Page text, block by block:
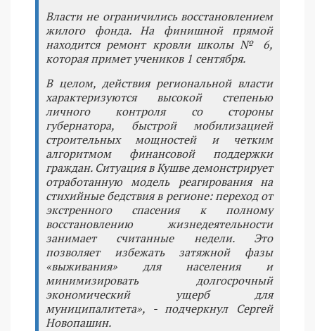
Власти не ограничились восстановлением
жилого фонда. На финишной прямой
находится ремонт кровли школы № 6,
которая примет учеников 1 сентября.
В целом, действия региональной власти
характеризуются высокой степенью
личного контроля со стороны
губернатора, быстрой мобилизацией
строительных мощностей и четким
алгоритмом финансовой поддержки
граждан. Ситуация в Кушве демонстрирует
отработанную модель реагирования на
стихийные бедствия в регионе: переход от
экстренного спасения к полному
восстановлению жизнедеятельности
занимает считанные недели. Это
позволяет избежать затяжной фазы
«выживания» для населения и
минимизировать долгосрочный
экономический ущерб для
муниципалитета», - подчеркнул Сергей
Новопашин.